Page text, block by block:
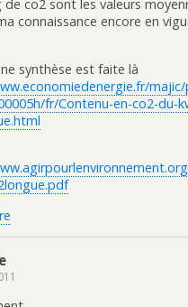
de co2 sont les valeurs
connaissance encore en
synthèse est faite là
majic/
fr/Contenu-en-co2-du-